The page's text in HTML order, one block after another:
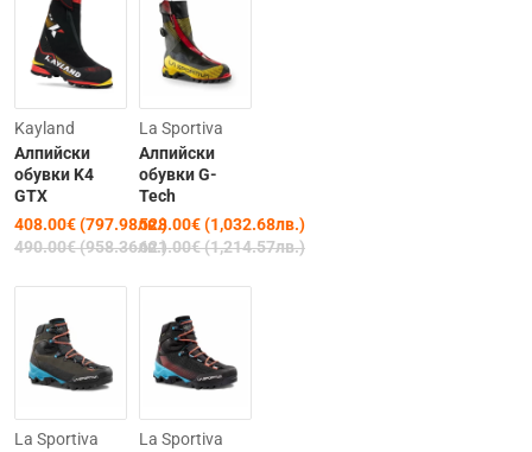
Kayland
Aлпийски
обувки K4
GTX
408.00€ (797.98лв.)
490.00€ (958.36лв.)
-15%
La Sportiva
Алпийски
обувки G-
Tech
528.00€ (1,032.68лв.)
621.00€ (1,214.57лв.)
-15%
La Sportiva
-15%
La Sportiva